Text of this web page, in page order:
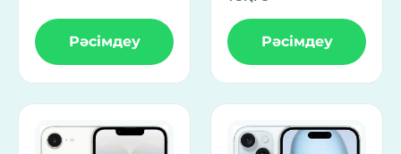
Рәсімдеу Рәсімдеу